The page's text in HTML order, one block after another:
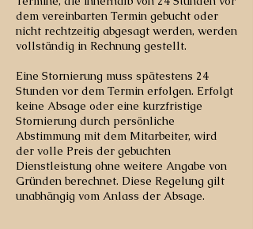
dem vereinbarten Termin gebucht oder
nicht rechtzeitig abgesagt werden, werden
vollständig in Rechnung gestellt.
Eine Stornierung muss spätestens 24
Stunden vor dem Termin erfolgen. Erfolgt
keine Absage oder eine kurzfristige
Stornierung durch persönliche
Abstimmung mit dem Mitarbeiter, wird
der volle Preis der gebuchten
Dienstleistung ohne weitere Angabe von
Gründen berechnet. Diese Regelung gilt
unabhängig vom Anlass der Absage.